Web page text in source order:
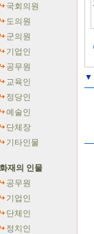
국회의원
도의원
군의원
기업인
공무원
교육인
정당인
예술인
단체장
기타인물
화재의 인물
공무원
기업인
단체인
정치인
▼